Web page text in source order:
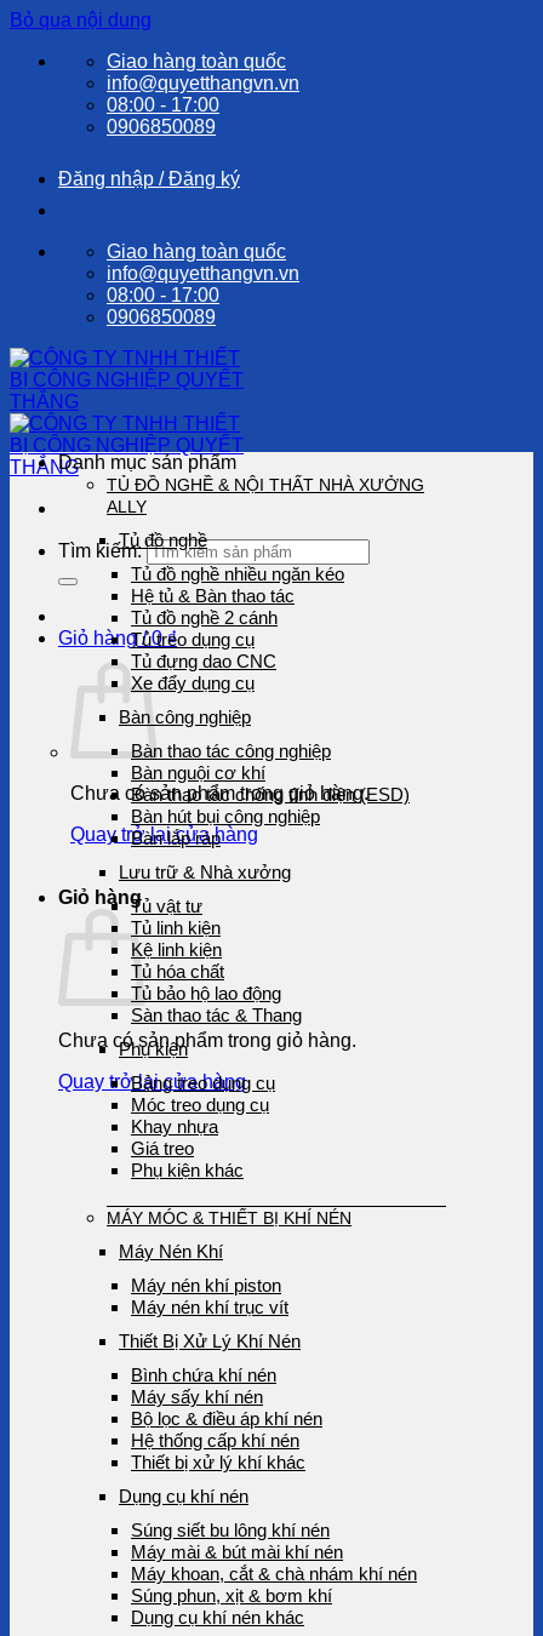
Bỏ qua nội dung
Giao hàng toàn quốc
info@quyetthangvn.vn
08:00 - 17:00
0906850089
Đăng nhập / Đăng ký
Giao hàng toàn quốc
info@quyetthangvn.vn
08:00 - 17:00
0906850089
Tìm kiếm:
Giỏ hàng /0₫
Chưa có sản phẩm trong giỏ hàng.
Quay trở lại cửa hàng
Giỏ hàng
Chưa có sản phẩm trong giỏ hàng.
Quay trở lại cửa hàng
Danh mục sản phẩm
TỦ ĐỒ NGHỀ & NỘI THẤT NHÀ XƯỞNG
ALLY
Tủ đồ nghề
Tủ đồ nghề nhiều ngăn kéo
Hệ tủ & Bàn thao tác
Tủ đồ nghề 2 cánh
Tủ treo dụng cụ
Tủ đựng dao CNC
Xe đẩy dụng cụ
Bàn công nghiệp
Bàn thao tác công nghiệp
Bàn nguội cơ khí
Bàn thao tác chống tĩnh điện (ESD)
Bàn hút bụi công nghiệp
Bàn lắp ráp
Lưu trữ & Nhà xưởng
Tủ vật tư
Tủ linh kiện
Kệ linh kiện
Tủ hóa chất
Tủ bảo hộ lao động
Sàn thao tác & Thang
Phụ kiện
Bảng treo dụng cụ
Móc treo dụng cụ
Khay nhựa
Giá treo
Phụ kiện khác
MÁY MÓC & THIẾT BỊ KHÍ NÉN
Máy Nén Khí
Máy nén khí piston
Máy nén khí trục vít
Thiết Bị Xử Lý Khí Nén
Bình chứa khí nén
Máy sấy khí nén
Bộ lọc & điều áp khí nén
Hệ thống cấp khí nén
Thiết bị xử lý khí khác
Dụng cụ khí nén
Súng siết bu lông khí nén
Máy mài & bút mài khí nén
Máy khoan, cắt & chà nhám khí nén
Súng phun, xịt & bơm khí
Dụng cụ khí nén khác